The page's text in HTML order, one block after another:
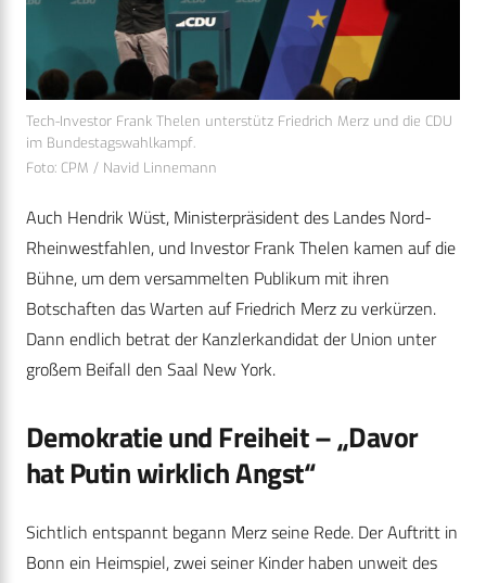
Tech-Investor Frank Thelen unterstütz Friedrich Merz und die CDU
im Bundestagswahlkampf.
Foto: CPM / Navid Linnemann
Auch Hendrik Wüst, Ministerpräsident des Landes Nord-
Rheinwestfahlen, und Investor Frank Thelen kamen auf die
Bühne, um dem versammelten Publikum mit ihren
Botschaften das Warten auf Friedrich Merz zu verkürzen.
Dann endlich betrat der Kanzlerkandidat der Union unter
großem Beifall den Saal New York.
Demokratie und Freiheit – „Davor
hat Putin wirklich Angst“
Sichtlich entspannt begann Merz seine Rede. Der Auftritt in
Bonn ein Heimspiel, zwei seiner Kinder haben unweit des